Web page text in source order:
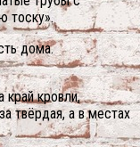
тоску».
дома.
край кровли,
твёрдая, а в местах